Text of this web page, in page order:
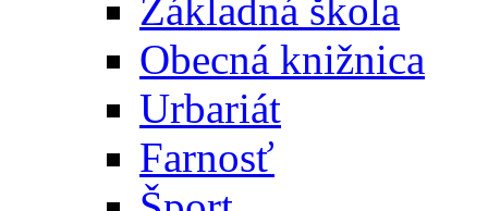
Základná škola
Obecná knižnica
Urbariát
Farnosť